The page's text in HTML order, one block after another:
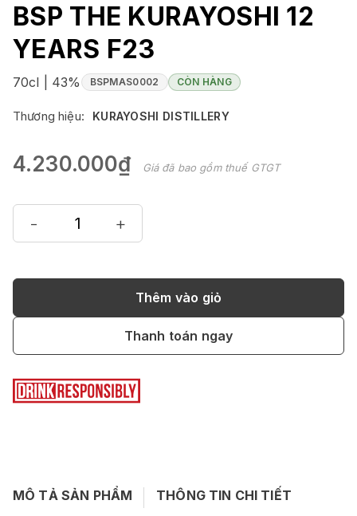
BSP THE KURAYOSHI 12
YEARS F23
70cl | 43% BSPMAS0002 CÒN HÀNG
Thương hiệu: KURAYOSHI DISTILLERY
4.230.000₫ Giá đã bao gồm thuế GTGT
- +
Thêm vào giỏ
Thanh toán ngay
MÔ TẢ SẢN PHẨM THÔNG TIN CHI TIẾT